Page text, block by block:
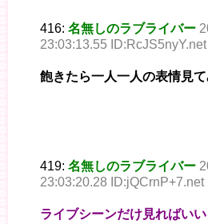
416: 名無しのラブライバー
23:03:13.55 ID:RcJS5nyY.net
飽きたら一人一人の表情見
419: 名無しのラブライバー
23:03:20.28 ID:jQCrnP+7.net
ライブシーンだけ見ればいい